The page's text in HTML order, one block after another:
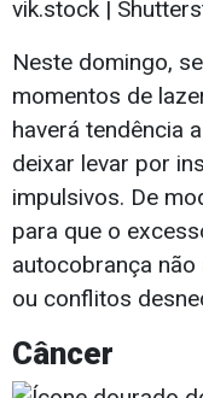
vik.stock |
Neste domingo,
momentos de
haverá tendência
deixar levar por
impulsivos. De
para que o
autocobrança
ou conflitos
Câncer